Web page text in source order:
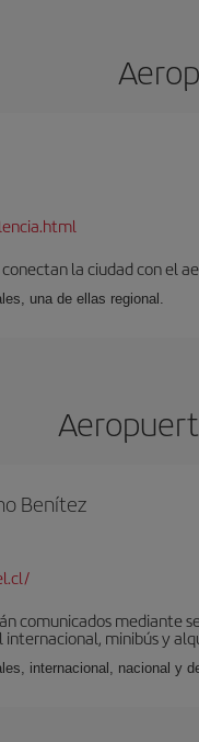
la ciudad con
una de ellas regional.
Benítez
comunicados mediante
minibús y
internacional, nacional y